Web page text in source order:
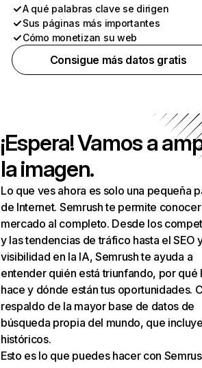
A qué palabras clave se dirigen
Sus páginas más importantes
Cómo monetizan su web
Consigue más datos gratis
¡Espera! Vamos a
la imagen.
Lo que ves ahora es solo una pequeña
de Internet. Semrush te permite
mercado al completo. Desde los
y las tendencias de tráfico hasta el SEO
visibilidad en la IA, Semrush te ayuda a
entender quién está triunfando, por qué
hace y dónde están tus oportunidades.
respaldo de la mayor base de datos de
búsqueda propia del mundo, que
históricos.
Esto es lo que puedes hacer con